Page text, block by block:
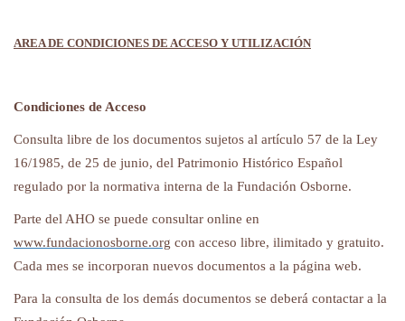
AREA DE CONDICIONES DE ACCESO Y UTILIZACIÓN
Condiciones de Acceso
Consulta libre de los documentos sujetos al artículo 57 de la Ley
16/1985, de 25 de junio, del Patrimonio Histórico Español
regulado por la normativa interna de la Fundación Osborne.
Parte del AHO se puede consultar online en
www.fundacionosborne.org con acceso libre, ilimitado y gratuito.
Cada mes se incorporan nuevos documentos a la página web.
Para la consulta de los demás documentos se deberá contactar a la